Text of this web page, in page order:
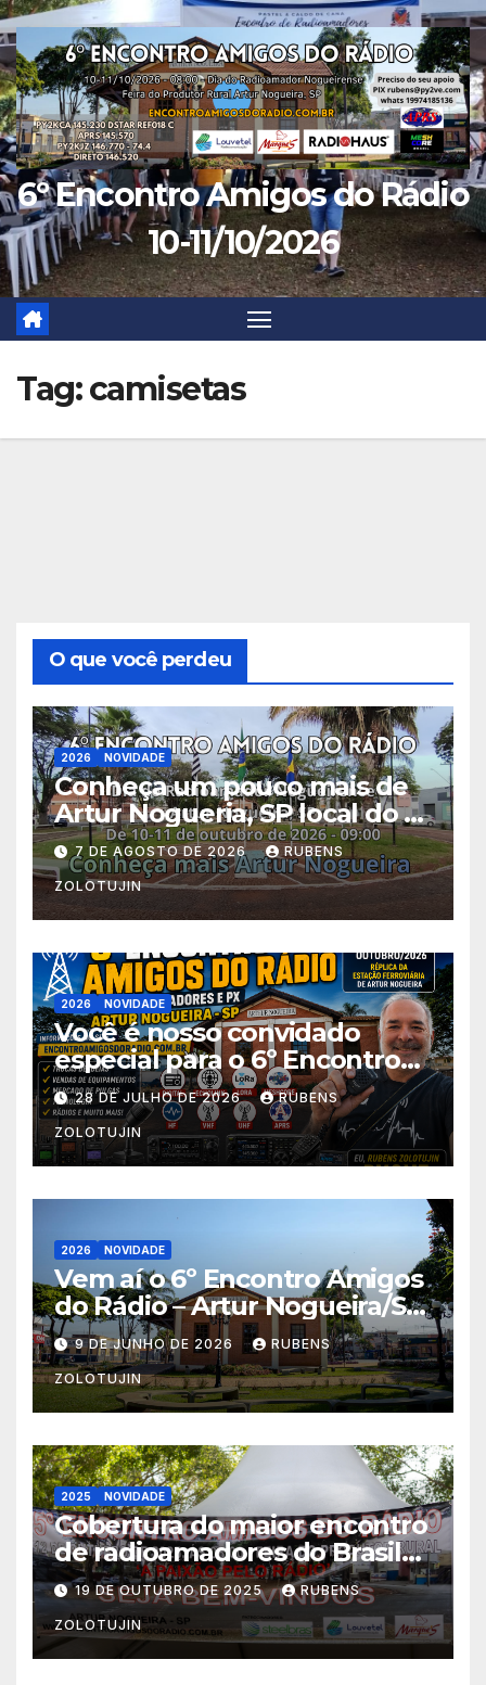
Skip
to
content
6º Encontro Amigos do Rádio
10-11/10/2026
Tag:camisetas
O que você perdeu
2026 NOVIDADE
Conheça um pouco mais de
Artur Nogueria, SP local do 6º
Encontro Amigos do Rádio
7 DE AGOSTO DE 2026 RUBENS
ZOLOTUJIN
2026 NOVIDADE
Você é nosso convidado
especial para o 6º Encontro
Amigos do Rádio! Estação
Ferroviária Centro
28 DE JULHO DE 2026 RUBENS
ZOLOTUJIN
2026 NOVIDADE
Vem aí o 6º Encontro Amigos
do Rádio – Artur Nogueira/SP
10-11/10/2026
9 DE JUNHO DE 2026 RUBENS
ZOLOTUJIN
2025 NOVIDADE
Cobertura do maior encontro
de radioamadores do Brasil
Artur Nogueira 2025 por
pu2pyc
19 DE OUTUBRO DE 2025 RUBENS
ZOLOTUJIN